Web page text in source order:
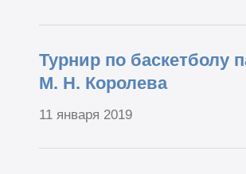
Турнир по баскетболу
М. Н. Королева
11 января 2019